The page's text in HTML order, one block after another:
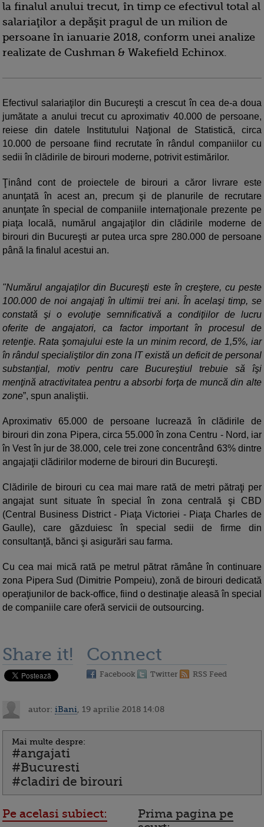
la finalul anului trecut, în timp ce efectivul total al
salariaţilor a depăşit pragul de un milion de
persoane în ianuarie 2018, conform unei analize
realizate de Cushman & Wakefield Echinox.
Efectivul salariaţilor din Bucureşti a crescut în cea de-a doua
jumătate a anului trecut cu aproximativ 40.000 de persoane,
reiese din datele Institutului Naţional de Statistică, circa
10.000 de persoane fiind recrutate în rândul companiilor cu
sedii în clădirile de birouri moderne, potrivit estimărilor.
Ţinând cont de proiectele de birouri a căror livrare este
anunţată în acest an, precum şi de planurile de recrutare
anunţate în special de companiile internaţionale prezente pe
piaţa locală, numărul angajaţilor din clădirile moderne de
birouri din Bucureşti ar putea urca spre 280.000 de persoane
până la finalul acestui an.
"Numărul angajaţilor din Bucureşti este în creştere, cu peste
100.000 de noi angajaţi în ultimii trei ani. În acelaşi timp, se
constată şi o evoluţie semnificativă a condiţiilor de lucru
oferite de angajatori, ca factor important în procesul de
retenţie. Rata şomajului este la un minim record, de 1,5%, iar
în rândul specialiştilor din zona IT există un deficit de personal
substanţial, motiv pentru care Bucureştiul trebuie să îşi
menţină atractivitatea pentru a absorbi forţa de muncă din alte
zone”, spun analiştii.
Aproximativ 65.000 de persoane lucrează în clădirile de
birouri din zona Pipera, circa 55.000 în zona Centru - Nord, iar
în Vest în jur de 38.000, cele trei zone concentrând 63% dintre
angajaţii clădirilor moderne de birouri din Bucureşti.
Clădirile de birouri cu cea mai mare rată de metri pătraţi per
angajat sunt situate în special în zona centrală şi CBD
(Central Business District - Piaţa Victoriei - Piaţa Charles de
Gaulle), care găzduiesc în special sedii de firme din
consultanţă, bănci şi asigurări sau farma.
Cu cea mai mică rată pe metrul pătrat rămâne în continuare
zona Pipera Sud (Dimitrie Pompeiu), zonă de birouri dedicată
operaţiunilor de back-office, fiind o destinaţie aleasă în special
de companiile care oferă servicii de outsourcing.
Share it! Connect
Facebook Twitter RSS Feed
autor: iBani , 19 aprilie 2018 14:08
Mai multe despre:
#angajati
#Bucuresti
#cladiri de birouri
Pe acelasi subiect:
Prima pagina pe